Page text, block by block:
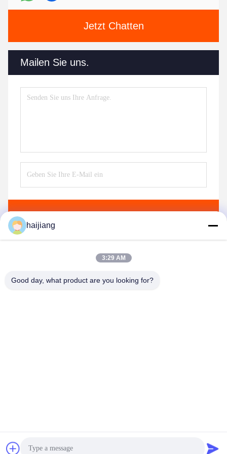
Jetzt Chatten
Mailen Sie uns.
machinery manufacturing co.,Ltd Alle Rechte vorbehalten.
haijiang
3:29 AM
Good day, what product are you looking for?